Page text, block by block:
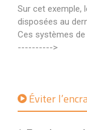
Sur cet exemple,
disposées au
Ces systèmes
---------->
Éviter